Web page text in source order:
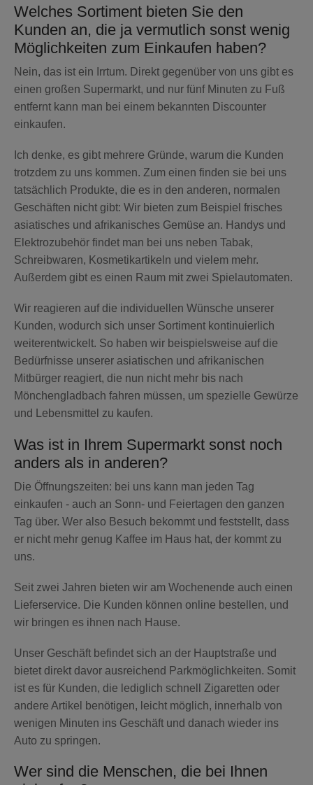
Welches Sortiment bieten Sie den
Kunden an, die ja vermutlich sonst wenig
Möglichkeiten zum Einkaufen haben?
Nein, das ist ein Irrtum. Direkt gegenüber von uns gibt es
einen großen Supermarkt, und nur fünf Minuten zu Fuß
entfernt kann man bei einem bekannten Discounter
einkaufen.
Ich denke, es gibt mehrere Gründe, warum die Kunden
trotzdem zu uns kommen. Zum einen finden sie bei uns
tatsächlich Produkte, die es in den anderen, normalen
Geschäften nicht gibt: Wir bieten zum Beispiel frisches
asiatisches und afrikanisches Gemüse an. Handys und
Elektrozubehör findet man bei uns neben Tabak,
Schreibwaren, Kosmetikartikeln und vielem mehr.
Außerdem gibt es einen Raum mit zwei Spielautomaten.
Wir reagieren auf die individuellen Wünsche unserer
Kunden, wodurch sich unser Sortiment kontinuierlich
weiterentwickelt. So haben wir beispielsweise auf die
Bedürfnisse unserer asiatischen und afrikanischen
Mitbürger reagiert, die nun nicht mehr bis nach
Mönchengladbach fahren müssen, um spezielle Gewürze
und Lebensmittel zu kaufen.
Was ist in Ihrem Supermarkt sonst noch
anders als in anderen?
Die Öffnungszeiten: bei uns kann man jeden Tag
einkaufen - auch an Sonn- und Feiertagen den ganzen
Tag über. Wer also Besuch bekommt und feststellt, dass
er nicht mehr genug Kaffee im Haus hat, der kommt zu
uns.
Seit zwei Jahren bieten wir am Wochenende auch einen
Lieferservice. Die Kunden können online bestellen, und
wir bringen es ihnen nach Hause.
Unser Geschäft befindet sich an der Hauptstraße und
bietet direkt davor ausreichend Parkmöglichkeiten. Somit
ist es für Kunden, die lediglich schnell Zigaretten oder
andere Artikel benötigen, leicht möglich, innerhalb von
wenigen Minuten ins Geschäft und danach wieder ins
Auto zu springen.
Wer sind die Menschen, die bei Ihnen